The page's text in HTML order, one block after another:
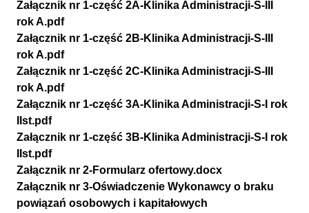
Załącznik nr 1-część 2A-Klinika Administracji-S-III
rok A.pdf
Załącznik nr 1-część 2B-Klinika Administracji-S-III
rok A.pdf
Załącznik nr 1-część 2C-Klinika Administracji-S-III
rok A.pdf
Załącznik nr 1-część 3A-Klinika Administracji-S-I rok
IIst.pdf
Załącznik nr 1-część 3B-Klinika Administracji-S-I rok
IIst.pdf
Załącznik nr 2-Formularz ofertowy.docx
Załącznik nr 3-Oświadczenie Wykonawcy o braku
powiązań osobowych i kapitałowych